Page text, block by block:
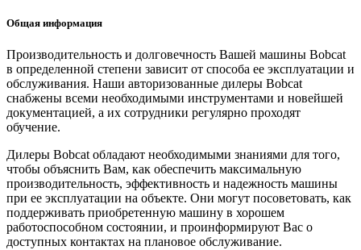
Общая информация
Производительность и долговечность Вашей машины Bobcat
в определенной степени зависит от способа ее эксплуатации и
обслуживания. Наши авторизованные дилеры Bobcat
снабжены всеми необходимыми инструментами и новейшей
документацией, а их сотрудники регулярно проходят
обучение.
Дилеры Bobcat обладают необходимыми знаниями для того,
чтобы объяснить Вам, как обеспечить максимальную
производительность, эффективность и надежность машины
при ее эксплуатации на объекте. Они могут посоветовать, как
поддерживать приобретенную машину в хорошем
работоспособном состоянии, и проинформируют Вас о
доступных контактах на плановое обслуживание.